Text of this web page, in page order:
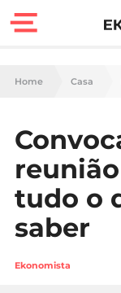
Casa
Lifestyle
Home Casa
tudo o
saber
Ekonomista